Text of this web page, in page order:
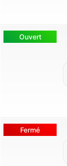
Ouvert
Fermé